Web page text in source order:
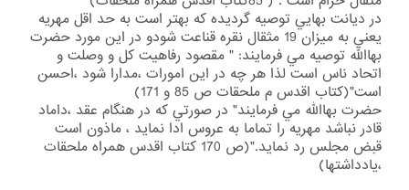
در ديانت بهايي توصيه گرديده كه بهتر است به حد اقل مهريه
يعني به ميزان 19 مثقال نقره قناعت شودو در اين مورد حضرت
بهاالله توصيه مي فرمايند: " مقصود رفاهيت كل و وصلت و
اتحاد ناس است لذا هر چه در اين امورات ،مدارا شود ،احسن
است"(كتاب اقدس م ملحقات ص 85 و 171)
حضرت بهاالله مي فرمايند" در صورتي كه در هنگام عقد ،داماد
قادر نباشد مهريه را تماما به عروس ادا نمايد ، ماذون است
قبض مجلس رد نمايد."(ص 170 كتاب اقدس همراه ملحقات
،يادداشتها)